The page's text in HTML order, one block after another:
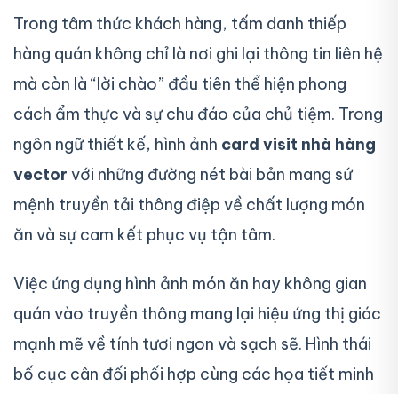
Trong tâm thức khách hàng, tấm danh thiếp
hàng quán không chỉ là nơi ghi lại thông tin liên hệ
mà còn là “lời chào” đầu tiên thể hiện phong
cách ẩm thực và sự chu đáo của chủ tiệm. Trong
ngôn ngữ thiết kế, hình ảnh card visit nhà hàng
vector với những đường nét bài bản mang sứ
mệnh truyền tải thông điệp về chất lượng món
ăn và sự cam kết phục vụ tận tâm.
Việc ứng dụng hình ảnh món ăn hay không gian
quán vào truyền thông mang lại hiệu ứng thị giác
mạnh mẽ về tính tươi ngon và sạch sẽ. Hình thái
bố cục cân đối phối hợp cùng các họa tiết minh